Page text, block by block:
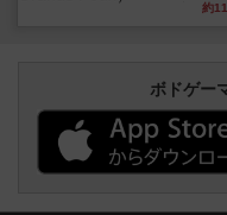
約
ボドゲー